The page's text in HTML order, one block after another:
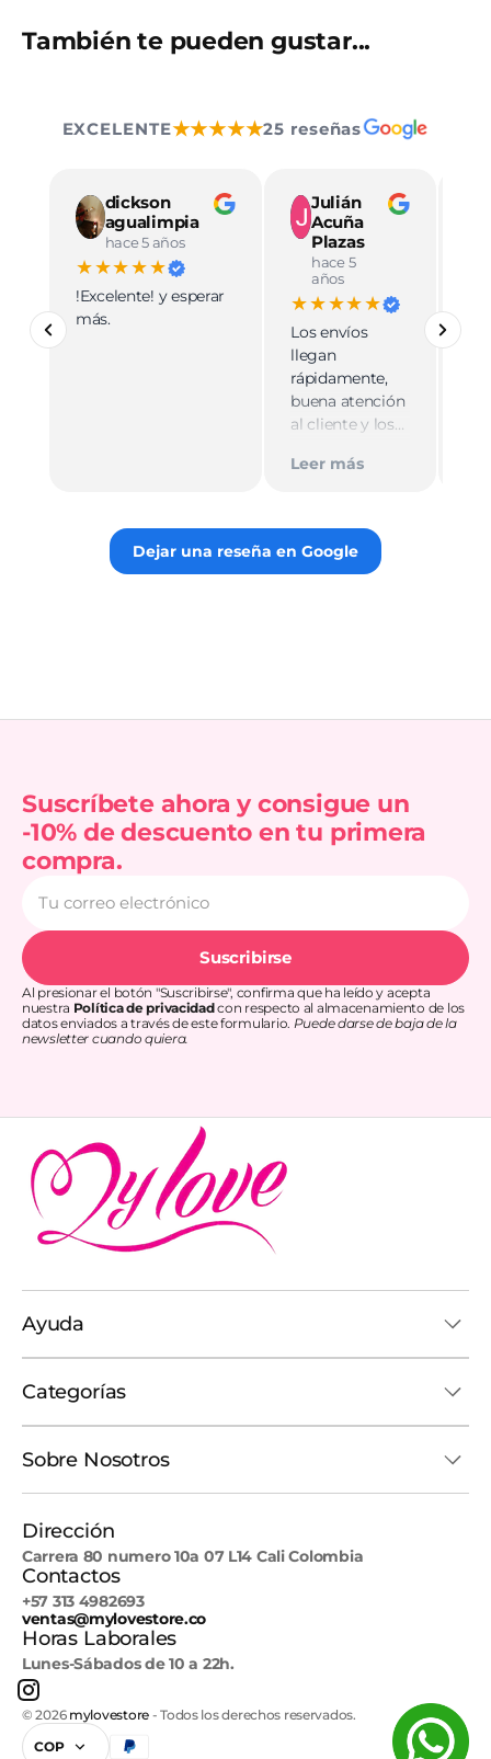
También te pueden gustar...
EXCELENTE★★★★★25 reseñas
dickson
agualimpia
hace 5 años
★★★★★
!Excelente! y esperar
más.
Julián
Acuña
Plazas
hace 5
años
★★★★★
Los envíos
llegan
rápidamente,
buena atención
al cliente y los
discretos.
Leer más
Dejar una reseña en Google
Suscríbete ahora y consigue un
-10% de descuento en tu primera
compra.
correo
electrónico
Suscribirse
Al presionar el botón "Suscribirse", confirma que ha leído y acepta
nuestra Política de privacidadcon respecto al almacenamiento de los
datos enviados a través de este formulario. Puede darse de baja de la
newsletter cuando quiera.
Ayuda
Categorías
Sobre Nosotros
Dirección
Carrera 80 numero 10a 07 L14 Cali Colombia
Contactos
+57 313 4982693
ventas@mylovestore.co
Horas Laborales
Lunes-Sábados de 10 a 22h.
Instagram
© 2026 mylovestore-Todos los derechos reservados.
COP